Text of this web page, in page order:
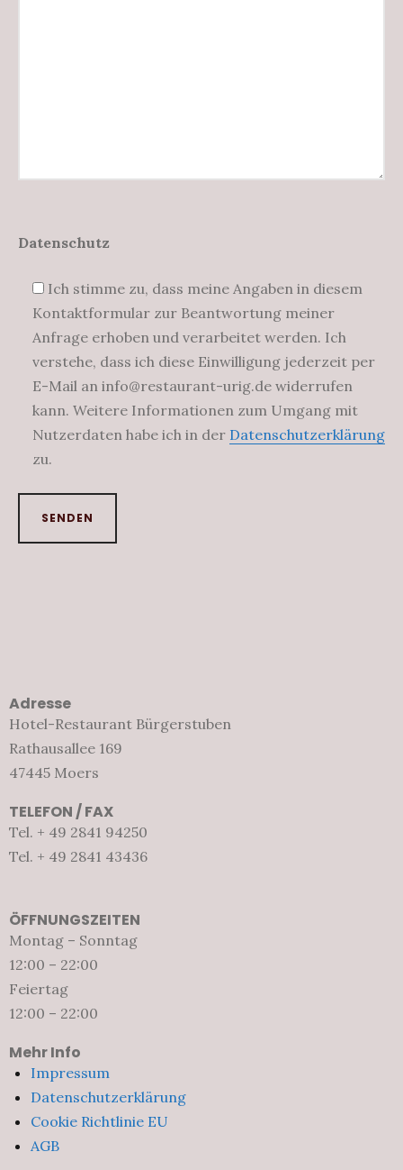
Datenschutz
Ich stimme zu, dass meine Angaben in diesem
Kontaktformular zur Beantwortung meiner
Anfrage erhoben und verarbeitet werden. Ich
verstehe, dass ich diese Einwilligung jederzeit per
E-Mail an info@restaurant-urig.de widerrufen
kann. Weitere Informationen zum Umgang mit
Nutzerdaten habe ich in der Datenschutzerklärung
zu.
Adresse
Hotel-Restaurant Bürgerstuben
Rathausallee 169
47445 Moers
TELEFON / FAX
Tel. + 49 2841 94250
Tel. + 49 2841 43436
ÖFFNUNGSZEITEN
Montag – Sonntag
12:00 – 22:00
Feiertag
12:00 – 22:00
Mehr Info
Impressum
Datenschutzerklärung
Cookie Richtlinie EU
AGB